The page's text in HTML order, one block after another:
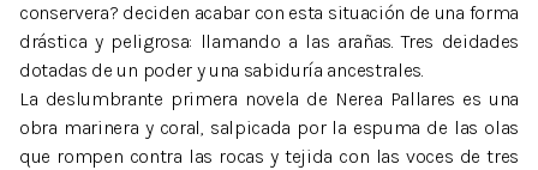
conservera? deciden acabar con esta situación de una forma
drástica y peligrosa: llamando a las arañas. Tres deidades
dotadas de un poder y una sabiduría ancestrales.
La deslumbrante primera novela de Nerea Pallares es una
obra marinera y coral, salpicada por la espuma de las olas
que rompen contra las rocas y tejida con las voces de tres